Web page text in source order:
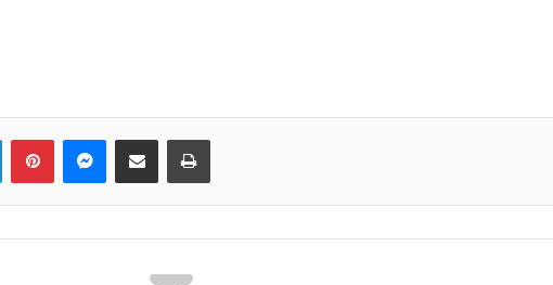
LinkedInPinterestMessenger
Share via Email Print